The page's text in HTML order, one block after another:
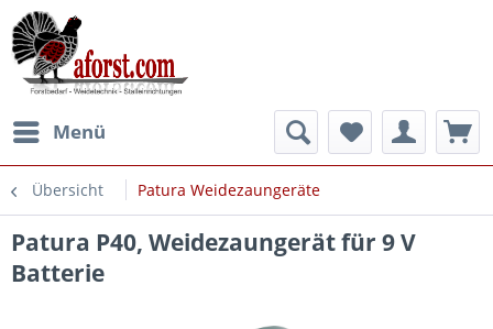
Menü
Übersicht Patura Weidezaungeräte
Patura P40, Weidezaungerät für 9 V
Batterie